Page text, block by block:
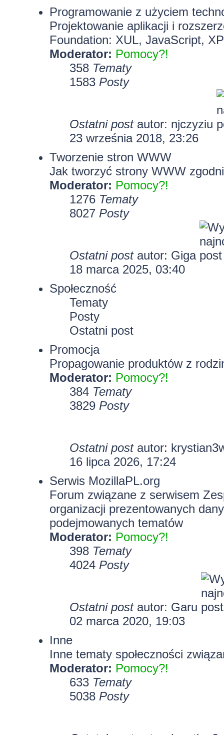
Programowanie z użyciem
Projektowanie aplikacji i
Foundation: XUL, JavaScript,
Moderator: Pomocy?!
358 Tematy
1583 Posty
Ostatni postautor: njczyziu
23 września 2018, 23:26
Tworzenie stron WWW
Jak tworzyć strony WWW
Moderator: Pomocy?!
1276 Tematy
8027 Posty
Ostatni postautor: Giga
18 marca 2025, 03:40
Społeczność
Tematy
Posty
Ostatni post
Promocja
Propagowanie produktów z
Moderator: Pomocy?!
384 Tematy
3829 Posty
Ostatni postautor:
16 lipca 2026, 17:24
Serwis MozillaPL.org
Forum związane z serwisem
organizacji prezentowanych
podejmowanych tematów
Moderator: Pomocy?!
398 Tematy
4024 Posty
Ostatni postautor: Garu
02 marca 2020, 19:03
Inne
Inne tematy społeczności
Moderator: Pomocy?!
633 Tematy
5038 Posty